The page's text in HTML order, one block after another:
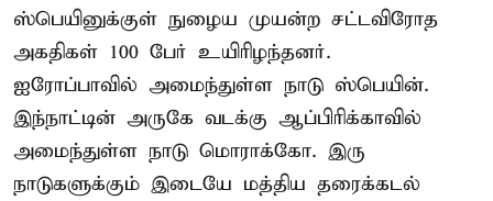
ஸ்பெயினுக்குள் நுழைய முயன்ற சட்டவிரோத
அகதிகள் 100 பேர் உயிரிழந்தனர்.
ஐரோப்பாவில் அமைந்துள்ள நாடு ஸ்பெயின்.
இந்நாட்டின் அருகே வடக்கு ஆப்பிரிக்காவில்
அமைந்துள்ள நாடு மொராக்கோ. இரு
நாடுகளுக்கும் இடையே மத்திய தரைக்கடல்